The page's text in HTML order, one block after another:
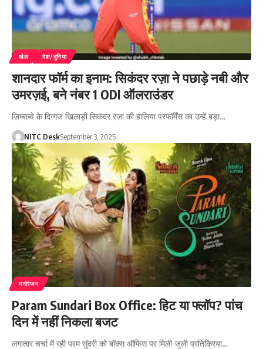
खेल देश/दुनिया
शानदार फॉर्म का इनाम: सिकंदर रज़ा ने पछाड़े नबी और
उमरज़ई, बने नंबर 1 ODI ऑलराउंडर
ज़िम्बाब्वे के दिग्गज खिलाड़ी सिकंदर रज़ा की हालिया परफॉर्मेंस का उन्हें बड़ा…
NITC DeskSeptember 3, 2025
मनोरंजन
Param Sundari Box Office: हिट या फ्लॉप? पांच
दिन में नहीं निकला बजट
लगातार चर्चा में रही परम सुंदरी को बॉक्स ऑफिस पर मिली-जुली प्रतिक्रिया…